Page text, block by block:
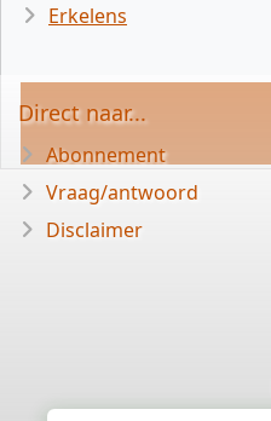
Erkelens
Direct naar...
Abonnement
Vraag/antwoord
Disclaimer